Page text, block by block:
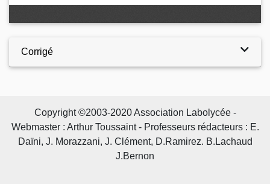
Corrigé
Copyright ©2003-2020 Association Labolycée -
Webmaster : Arthur Toussaint - Professeurs rédacteurs : E.
Daïni, J. Morazzani, J. Clément, D.Ramirez. B.Lachaud
J.Bernon